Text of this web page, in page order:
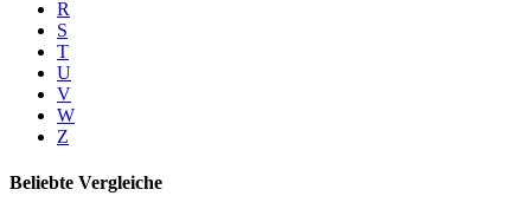
R
S
T
U
V
W
Z
Beliebte Vergleiche